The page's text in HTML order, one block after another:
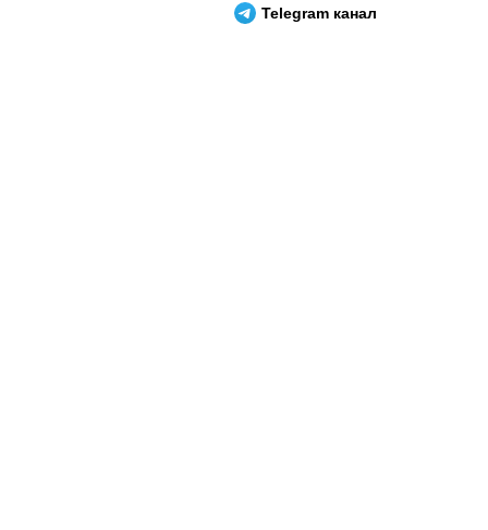
Telegram канал